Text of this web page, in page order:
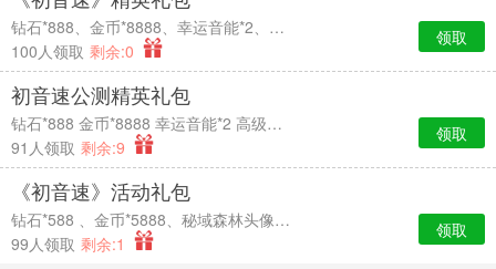
网易客服电话：020-89166185
钻石*888、金币*8888、幸运音能*2、高级经验卡*2
100人领取 剩余:0
领取
初音速公测精英礼包
钻石*888 金币*8888 幸运音能*2 高级经验卡*2
91人领取 剩余:9
领取
《初音速》活动礼包
钻石*588 、金币*5888、秘域森林头像框*7天时效、中级经验卡*2
99人领取 剩余:1
领取